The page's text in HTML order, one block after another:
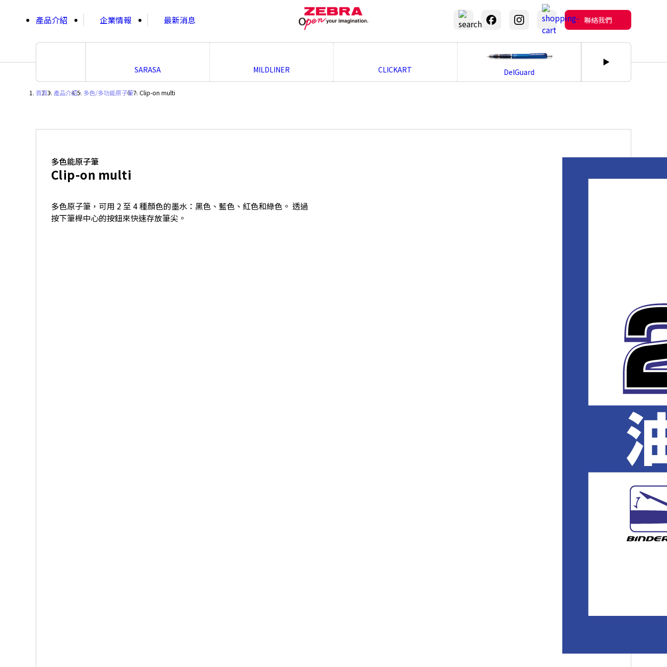
產品介紹
企業情報 最新消息 聯絡我們
SARASA MILDLINER CLICKART DelGuard
首頁・ 產品介紹・ 多色/多功能原子筆・ Clip-on multi
多色能原子筆
Clip-on multi
多色原子筆，可用 2 至 4 種顏色的墨水：黑色、藍色、紅色和綠色。 透過
按下筆桿中心的按鈕來快速存放筆尖。